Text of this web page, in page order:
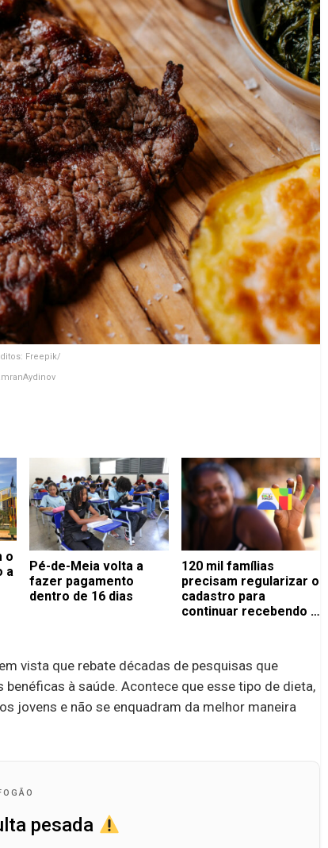
Freepik/
o
a
Pé-de-Meia volta a
fazer pagamento
dentro de 16 dias
120 mil famílias
precisam regularizar o
cadastro para
continuar recebendo o
vista que rebate décadas de pesquisas que
à saúde. Acontece que esse tipo de dieta,
jovens e não se enquadram da melhor maneira
pesada